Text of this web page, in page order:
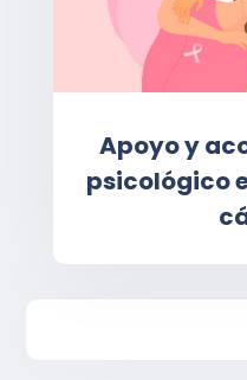
Apoyo y
psicológico